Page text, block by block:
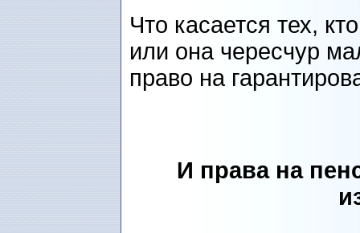
Что касается тех,
или она чересчур
право на
И права на